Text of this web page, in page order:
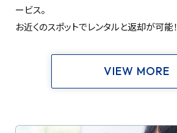
ービス。
お近くのスポットでレンタルと返却が可能！
VIEW MORE